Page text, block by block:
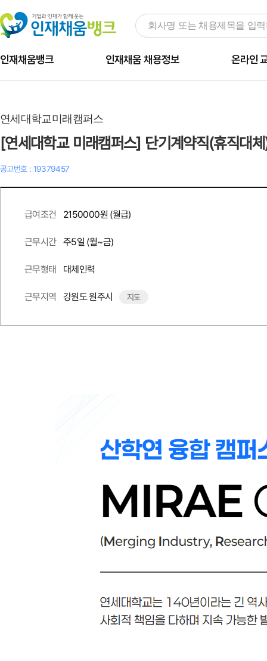
인재채움뱅크 인재채움 채용정보 온라인
연세대학교미래캠퍼스
[연세대학교 미래캠퍼스] 단기계약직(휴직대
공고번호 : 19379457
급여조건 2150000원 (월급)
근무시간 주5일 (월~금)
근무형태 대체인력
근무지역 강원도 원주시 지도